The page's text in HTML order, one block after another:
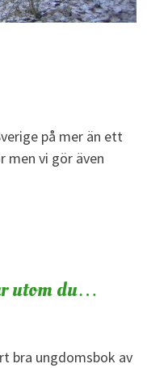
på mer än ett
men vi gör även
utom du…
bra ungdomsbok av